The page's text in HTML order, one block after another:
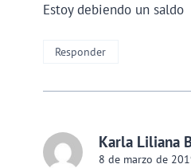
Estoy debiendo un saldo
Responder
Karla Liliana
8 de marzo de